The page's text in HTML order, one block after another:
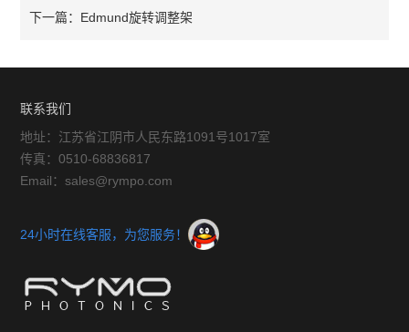
下一篇： Edmund旋转调整架
联系我们
地址：江苏省江阴市人民东路1091号1017室
传真：0510-68836817
Email：sales@rympo.com
24小时在线客服，为您服务！